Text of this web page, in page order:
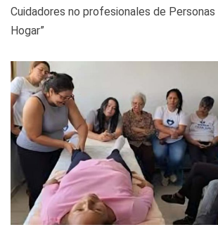
Cuidadores no profesionales de
Hogar”